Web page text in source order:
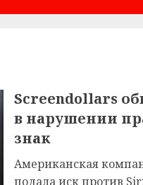
Screendollars
в нарушении
знак
Американская
подала иск против